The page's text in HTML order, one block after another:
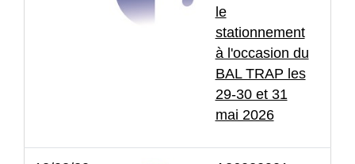
le
stationnement
à l'occasion du
BAL TRAP les
29-30 et 31
mai 2026